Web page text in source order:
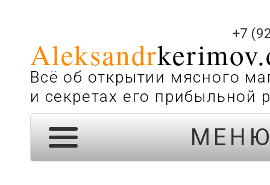
Aleksandr
Всё об открытии мясного
и секретах его прибыльной
+7